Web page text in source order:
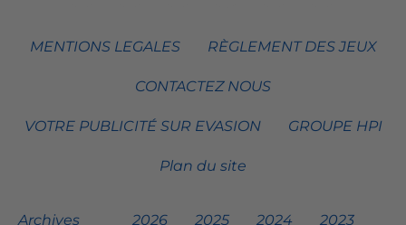
MENTIONS LEGALES RÈGLEMENT DES JEUX
CONTACTEZ NOUS
VOTRE PUBLICITÉ SUR EVASION GROUPE HPI
Plan du site
Archives 2026 2025 2024 2023